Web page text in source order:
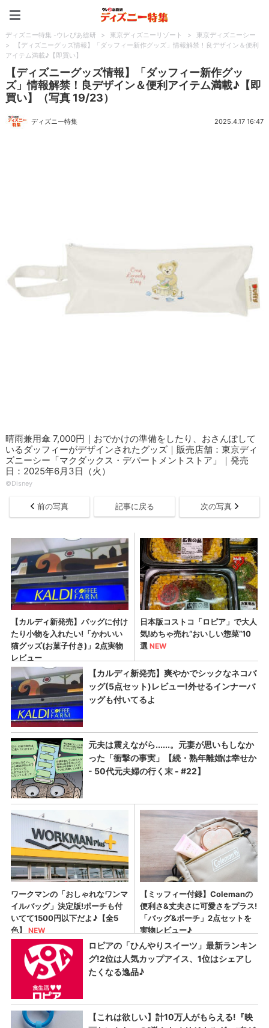
ディズニー特集 -ウレぴあ総研 > 東京ディズニーリゾート >
東京ディズニーシー
>
【ディズニーグッズ情報】「ダッフィー新作グッズ」情報解禁！良デザイン＆便利
アイテム満載♪【即買い】
【ディズニーグッズ情報】「ダッフィー新作グッ
ズ」情報解禁！良デザイン＆便利アイテム満載♪【即
買い】（写真 19/23）
ディズニー特集 2025.4.17 16:47
晴雨兼用傘 7,000円｜おでかけの準備をしたり、おさんぽして
いるダッフィーがデザインされたグッズ｜販売店舗：東京ディ
ズニーシー「マクダックス・デパートメントストア」｜発売
日：2025年6月3日（火）
©Disney
前の写真 記事に戻る 次の写真